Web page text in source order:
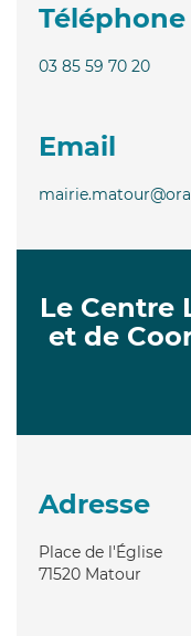
Téléphone
03 85 59 70 20
Email
Le Centre
et de
Adresse
Place de l'Église
71520 Matour